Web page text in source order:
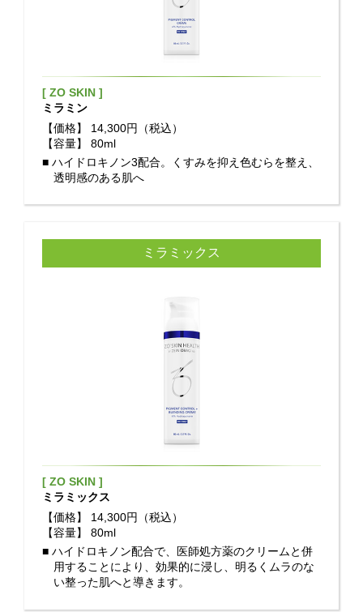
[ ZO SKIN ]
ミラミン
【価格】
14,300円（税込）
【容量】
80ml
■ ハイドロキノン3配合。くすみを抑え色むらを整え、
透明感のある肌へ
ミラミックス
[ ZO SKIN ]
ミラミックス
【価格】
14,300円（税込）
【容量】
80ml
■ ハイドロキノン配合で、医師処方薬のクリームと併
用することにより、効果的に浸し、明るくムラのな
い整った肌へと導きます。